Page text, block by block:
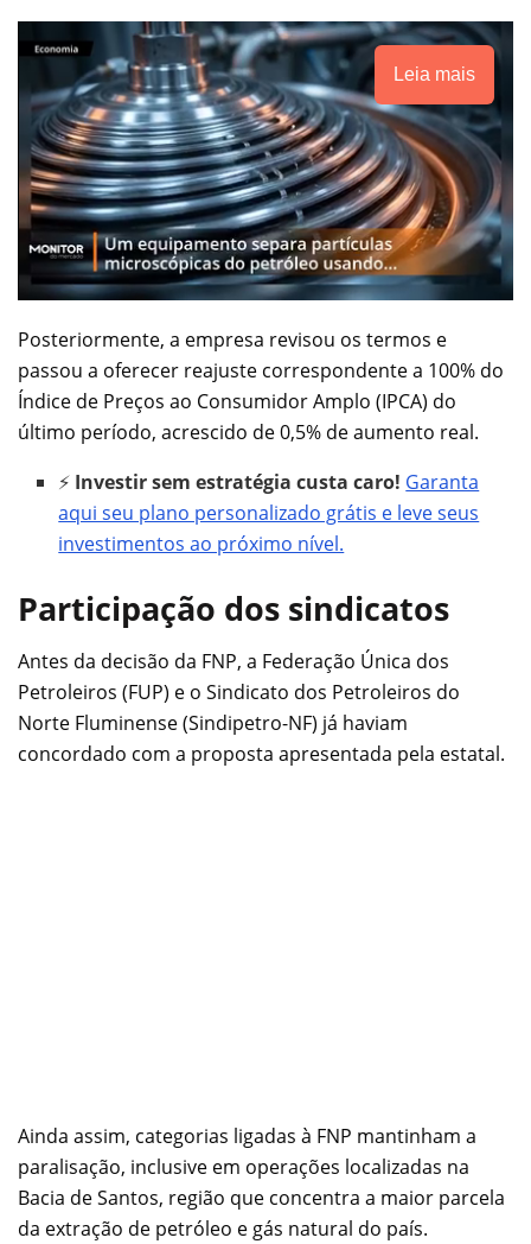
Leia mais
Posteriormente, a empresa revisou os termos e
passou a oferecer reajuste correspondente a 100% do
Índice de Preços ao Consumidor Amplo (IPCA) do
último período, acrescido de 0,5% de aumento real.
⚡ Investir sem estratégia custa caro! Garanta
aqui seu plano personalizado grátis e leve seus
investimentos ao próximo nível.
Participação dos sindicatos
Antes da decisão da FNP, a Federação Única dos
Petroleiros (FUP) e o Sindicato dos Petroleiros do
Norte Fluminense (Sindipetro-NF) já haviam
concordado com a proposta apresentada pela estatal.
Ainda assim, categorias ligadas à FNP mantinham a
paralisação, inclusive em operações localizadas na
Bacia de Santos, região que concentra a maior parcela
da extração de petróleo e gás natural do país.